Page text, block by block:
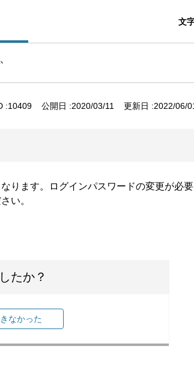
文
:10409 公開日 :2020/03/11 更新日 :2022/06/
ります。ログインパスワードの変更が必
い。
たか？
なかった